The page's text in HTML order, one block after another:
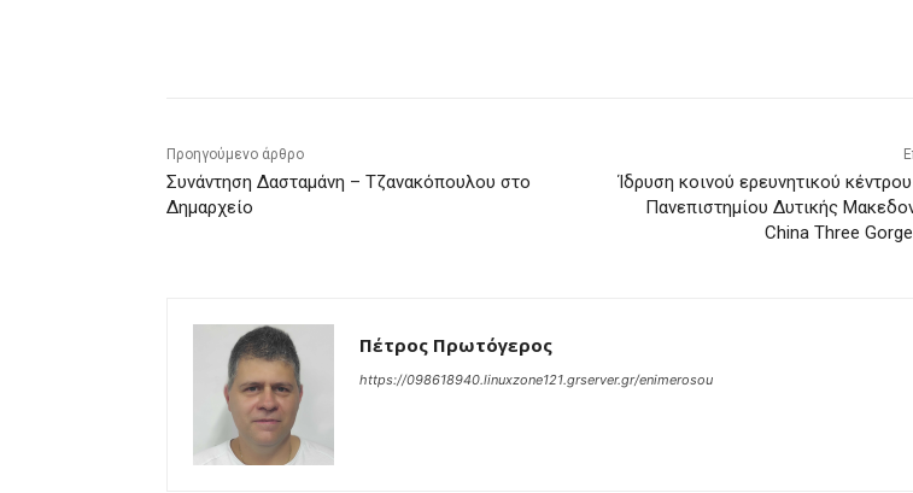
Προηγούμενο άρθρο
Συνάντηση Δασταμάνη – Τζανακόπουλου στο
Δημαρχείο
Ίδρυση κοινού ερευνητικού
Πανεπιστημίου Δυτικής
China Three
Πέτρος Πρωτόγερος
https://098618940.linuxzone121.grserver.gr/enimerosou